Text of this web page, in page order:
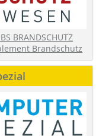
BRANDSCHUTZ
Brandschutz